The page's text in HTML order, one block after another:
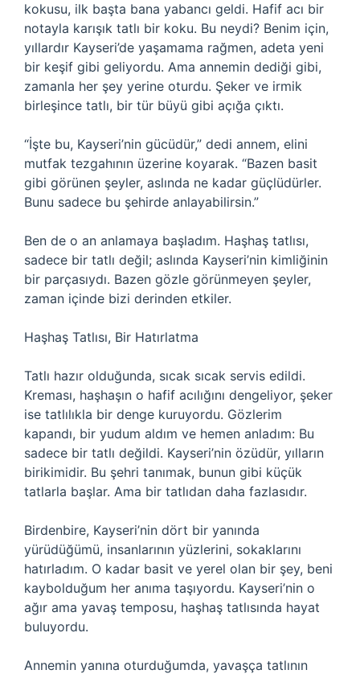
kokusu, ilk başta bana yabancı geldi. Hafif acı bir
notayla karışık tatlı bir koku. Bu neydi? Benim için,
yıllardır Kayseri’de yaşamama rağmen, adeta yeni
bir keşif gibi geliyordu. Ama annemin dediği gibi,
zamanla her şey yerine oturdu. Şeker ve irmik
birleşince tatlı, bir tür büyü gibi açığa çıktı.
“İşte bu, Kayseri’nin gücüdür,” dedi annem, elini
mutfak tezgahının üzerine koyarak. “Bazen basit
gibi görünen şeyler, aslında ne kadar güçlüdürler.
Bunu sadece bu şehirde anlayabilirsin.”
Ben de o an anlamaya başladım. Haşhaş tatlısı,
sadece bir tatlı değil; aslında Kayseri’nin kimliğinin
bir parçasıydı. Bazen gözle görünmeyen şeyler,
zaman içinde bizi derinden etkiler.
Haşhaş Tatlısı, Bir Hatırlatma
Tatlı hazır olduğunda, sıcak sıcak servis edildi.
Kreması, haşhaşın o hafif acılığını dengeliyor, şeker
ise tatlılıkla bir denge kuruyordu. Gözlerim
kapandı, bir yudum aldım ve hemen anladım: Bu
sadece bir tatlı değildi. Kayseri’nin özüdür, yılların
birikimidir. Bu şehri tanımak, bunun gibi küçük
tatlarla başlar. Ama bir tatlıdan daha fazlasıdır.
Birdenbire, Kayseri’nin dört bir yanında
yürüdüğümü, insanlarının yüzlerini, sokaklarını
hatırladım. O kadar basit ve yerel olan bir şey, beni
kaybolduğum her anıma taşıyordu. Kayseri’nin o
ağır ama yavaş temposu, haşhaş tatlısında hayat
buluyordu.
Annemin yanına oturduğumda, yavaşça tatlının